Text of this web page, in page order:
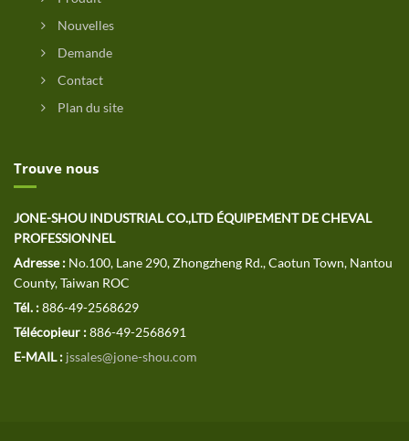
Nouvelles
Demande
Contact
Plan du site
Trouve nous
JONE-SHOU INDUSTRIAL CO.,LTD ÉQUIPEMENT DE CHEVAL
PROFESSIONNEL
Adresse : No.100, Lane 290, Zhongzheng Rd., Caotun Town, Nantou
County, Taiwan ROC
Tél. :886-49-2568629
Télécopieur :886-49-2568691
E-MAIL : jssales@jone-shou.com